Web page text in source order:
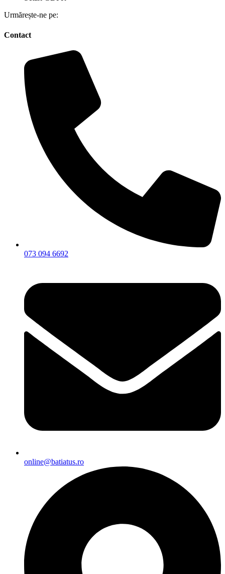
Urmărește-ne pe:
Contact
073 094 6692
online@batiatus.ro